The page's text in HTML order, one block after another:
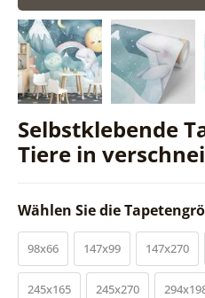
Selbstklebende
Tiere in
Wählen Sie die
98x66 147x99 147x270
245x165 245x270